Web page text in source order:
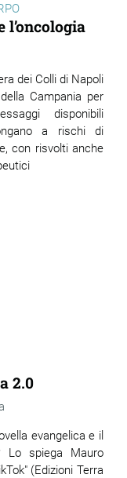
l’oncologia
dei Colli di Napoli
Campania per
disponibili
a rischi di
con risvolti anche
2.0
evangelica e il
Lo spiega Mauro
(Edizioni Terra